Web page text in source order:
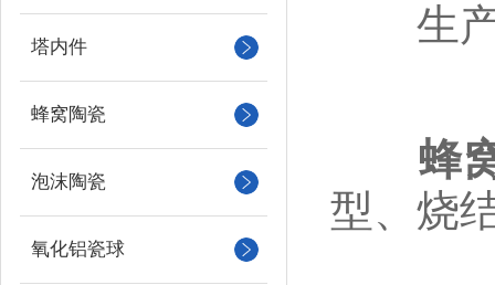
塔内件
蜂窝陶瓷
泡沫陶瓷
氧化铝瓷球
生产
蜂
型、烧